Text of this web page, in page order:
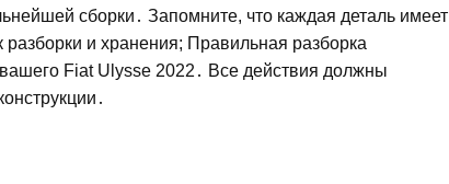
сборки․ Запомните, что каждая деталь имеет
и хранения; Правильная разборка
Fiat Ulysse 2022․ Все действия должны